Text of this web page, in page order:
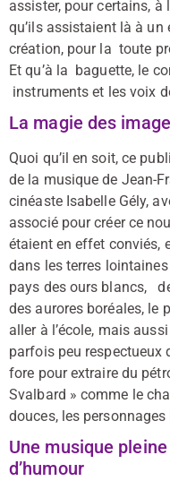
assister, pour certains,
qu’ils assistaient là à un
création, pour la toute
Et qu’à la baguette, le
instruments et les voix
La magie des
Quoi qu’il en soit, ce
de la musique de Jean-
cinéaste Isabelle Gély,
associé pour créer ce
étaient en effet conviés,
dans les terres
pays des ours blancs,
des aurores boréales, le
aller à l’école, mais
parfois peu respectueux
fore pour extraire du
Svalbard » comme le
douces, les
Une musique
d’humour